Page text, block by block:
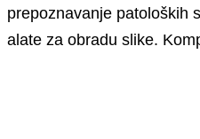
prepoznavanje patoloških
alate za obradu slike.